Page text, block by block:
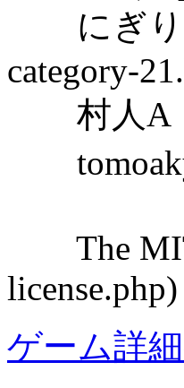
にぎりめ
category-
村人A（
tomoaky
The MIT
license.php)
ゲーム詳